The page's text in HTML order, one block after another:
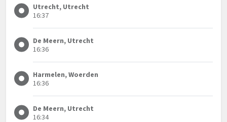
Utrecht, Utrecht
16:37
De Meern, Utrecht
16:36
Harmelen, Woerden
16:36
De Meern, Utrecht
16:34